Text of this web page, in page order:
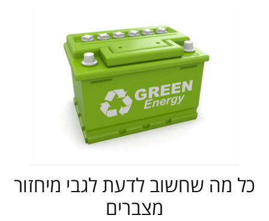
כל מה שחשוב לדעת לגבי מיחזור
מצברים